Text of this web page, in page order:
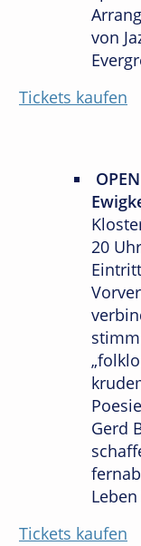
von
Tickets kaufen
20
Gerd
Tickets kaufen